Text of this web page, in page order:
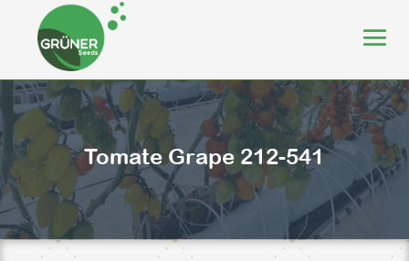
Tomate Grape 212-541